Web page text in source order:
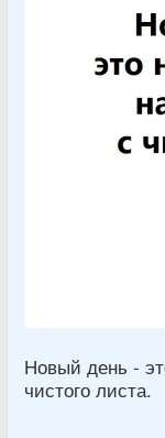
Новый день -
чистого листа.